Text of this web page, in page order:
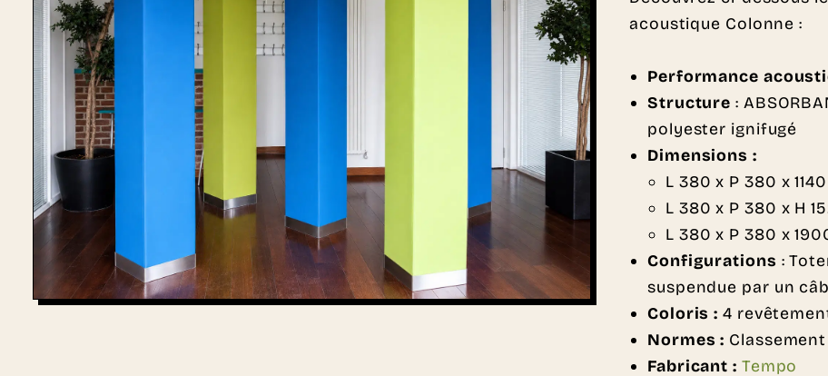
acoustique Colonne :
Performance
Structure :
polyester ignifugé
Dimensions :
L 380 x P 380 x
L 380 x P 380 x H
L 380 x P 380 x
Configurations :
suspendue par un
Coloris : 4
Normes :
Fabricant : Tempo